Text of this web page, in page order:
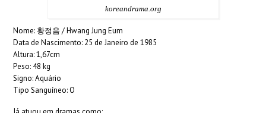
koreandrama.org
Nome: 황정음 / Hwang Jung Eum
Data de Nascimento: 25 de Janeiro de 1985
Altura: 1,67cm
Peso: 48 kg
Signo: Aquário
Tipo Sanguíneo: O